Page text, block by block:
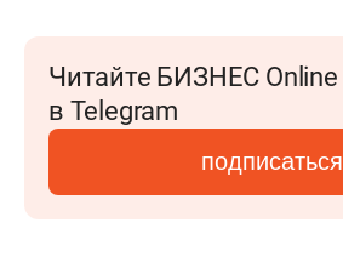
Читайте БИЗНЕС Online
в Telegram
подписаться